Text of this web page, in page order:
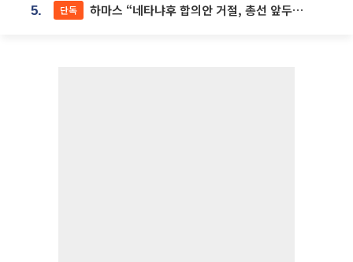
5. 단독 하마스 “네타냐후 합의안 거절, 총선 앞두고 시간 끌기”